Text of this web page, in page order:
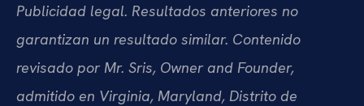
Publicidad legal. Resultados anteriores no
garantizan un resultado similar. Contenido
revisado por Mr. Sris, Owner and Founder,
admitido en Virginia, Maryland, Distrito de